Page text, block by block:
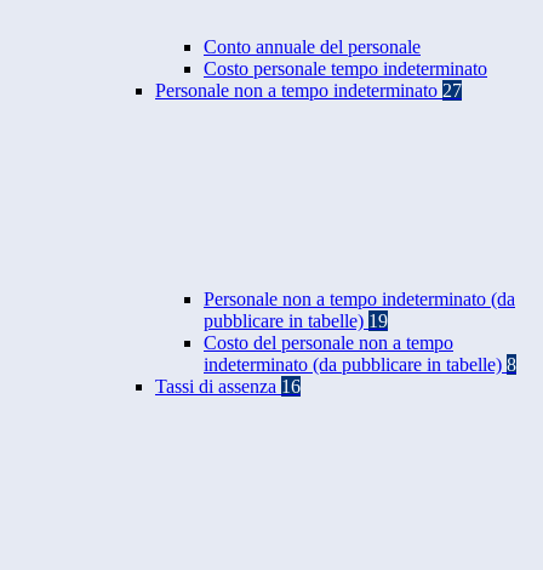
Conto annuale del personale
Costo personale tempo indeterminato
Personale non a tempo indeterminato 27
Personale non a tempo indeterminato (da
pubblicare in tabelle) 19
Costo del personale non a tempo
indeterminato (da pubblicare in tabelle) 8
Tassi di assenza 16